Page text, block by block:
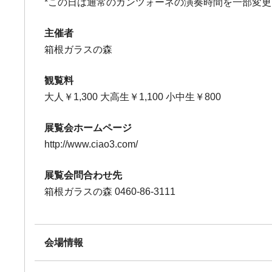
*この日は通常のカンツォーネの演奏時間を一部変更
主催者
箱根ガラスの森
観覧料
大人￥1,300 大高生￥1,100 小中生￥800
展覧会ホームページ
http://www.ciao3.com/
展覧会問合わせ先
箱根ガラスの森 0460-86-3111
会場情報